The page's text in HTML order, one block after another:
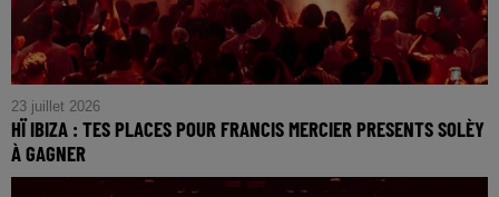
23 juillet 2026
HÏ IBIZA : TES PLACES POUR FRANCIS MERCIER PRESENTS SOLÈY
À GAGNER